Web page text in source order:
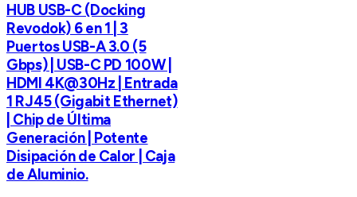
HUB USB-C (Docking
Revodok) 6 en 1 | 3
Puertos USB-A 3.0 (5
Gbps) | USB-C PD 100W |
HDMI 4K@30Hz | Entrada
1 RJ45 (Gigabit Ethernet)
| Chip de Última
Generación | Potente
Disipación de Calor | Caja
de Aluminio.